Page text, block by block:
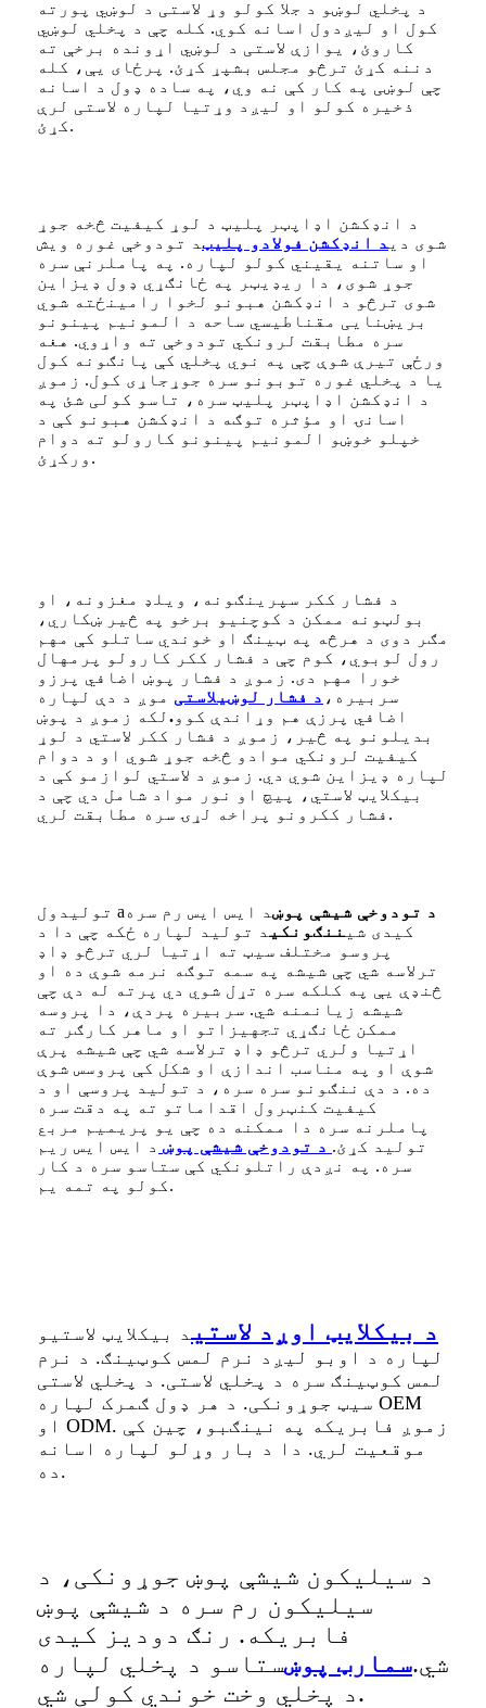
د پخلي لوښو د جلا کولو وړ لاستی د لوښي پورته
کول او لیږدول اسانه کوي. کله چې د پخلي لوښي
کاروئ، یوازې لاستی د لوښي اړونده برخې ته
دننه کړئ ترڅو مجلس بشپړ کړئ. پرځای یې، کله
چې لوښی په کار کې نه وي، په ساده ډول د اسانه
ذخیره کولو او لیږد وړتیا لپاره لاستی لرې
کړئ.
د انډکشن اډاپټر پلیټ د لوړ کیفیت څخه جوړ
شوی دی د انډکشن فولادو پلیټد تودوخې غوره ویش
او ساتنه یقیني کولو لپاره. په پاملرنې سره
جوړ شوی، دا ریډیټر په ځانګړي ډول ډیزاین
شوی ترڅو د انډکشن هبونو لخوا رامینځته شوي
بریښنایی مقناطیسي ساحه د المونیم پینونو
سره مطابقت لرونکي تودوخې ته واړوي. هغه
ورځې تیرې شوې چې په نوي پخلي کې پانګونه کول
یا د پخلي غوره توبونو سره جوړجاړی کول. زموږ
د انډکشن اډاپټر پلیټ سره، تاسو کولی شئ په
اسانۍ او مؤثره توګه د انډکشن هبونو کې د
خپلو خوښو المونیم پینونو کارولو ته دوام
ورکړئ.
د فشار ککر سپرینګونه، ویلډ مغزونه، او
بولټونه ممکن د کوچنیو برخو په څیر ښکاري،
مګر دوی د هرڅه په ټینګ او خوندي ساتلو کې مهم
رول لوبوي، کوم چې د فشار ککر کارولو پرمهال
خورا مهم دی. زموږ د فشار پوښ اضافي پرزو
سربیره، د فشار لوښيلاستی موږ د دې لپاره
اضافي پرزې هم وړاندې کوو.لکه زموږ د پوښ
بدیلونو په څیر، زموږ د فشار ککر لاستي د لوړ
کیفیت لرونکي موادو څخه جوړ شوي او د دوام
لپاره ډیزاین شوي دي. زموږ د لاستي لوازمو کې د
بیکلایټ لاستي، پیچ او نور مواد شامل دي چې د
فشار ککرونو پراخه لړۍ سره مطابقت لري.
تولیدول a د تودوخې شیشې پوښد ایس ایس رم سره
کیدی شي ننګونکید تولید لپاره ځکه چې دا د
پروسو مختلف سیټ ته اړتیا لري ترڅو ډاډ
ترلاسه شي چې شیشه په سمه توګه نرمه شوې ده او
څنډې یې په کلکه سره تړل شوي دي پرته له دې چې
شیشه زیانمنه شي. سربیره پردې، دا پروسه
ممکن ځانګړي تجهیزاتو او ماهر کارګر ته
اړتیا ولري ترڅو ډاډ ترلاسه شي چې شیشه پرې
شوې او په مناسب اندازې او شکل کې پروسس شوې
ده. د دې ننګونو سره سره، د تولید پروسې او د
کیفیت کنټرول اقداماتو ته په دقت سره
پاملرنه سره دا ممکنه ده چې یو پریمیم مربع
تولید کړئ. د تودوخې شیشې پوښ د ایس ایس ریم
سره. په نږدې راتلونکي کې ستاسو سره د کار
کولو په تمه یم.
د بیکلایټ اوږد لاستید بیکلایټ لاستیو
لپاره د اوبو لیږد نرم لمس کوټینګ. د نرم
لمس کوټینګ سره د پخلي لاستی. د پخلي لاستی
سیټ جوړونکی. د هر ډول ګمرک لپاره OEM
او ODM. زموږ فابریکه په نینګبو، چین کې
موقعیت لري. دا د بار وړلو لپاره اسانه
ده.
د سیلیکون شیشې پوښ جوړونکی، د
سیلیکون رم سره د شیشې پوښ
فابریکه. رنګ دودیز کیدی
شي.سمارټ پوښستاسو د پخلي لپاره
د پخلي وخت خوندي کولی شي.